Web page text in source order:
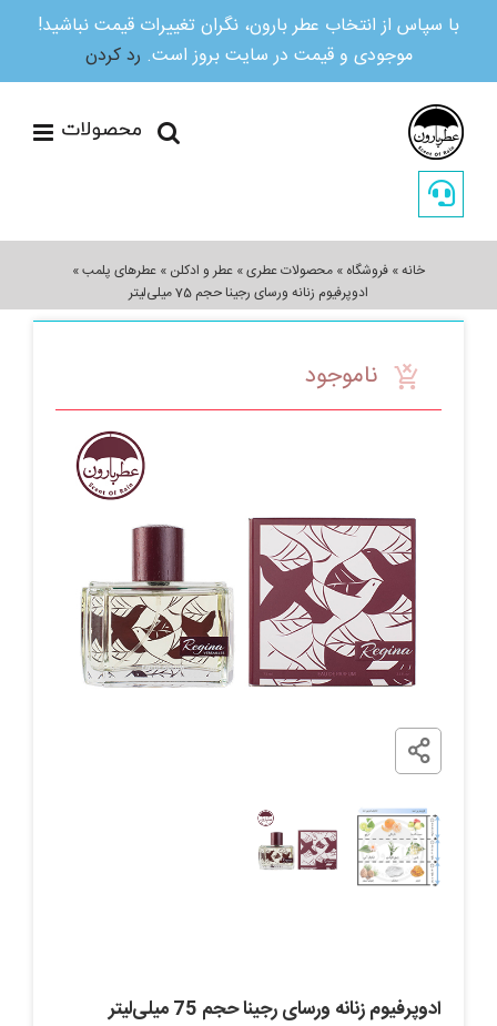
با سپاس از انتخاب عطر بارون، نگران تغییرات قیمت نباشید!
موجودی و قیمت در سایت بروز است. رد کردن
content
خانه» فروشگاه » محصولات عطری» عطر و ادکلن » عطرهای پلمب»
ادوپرفیوم زنانه ورسای رجینا حجم 75 میلی‌لیتر
ناموجود
ادوپرفیوم زنانه ورسای رجینا حجم 75 میلی‌لیتر